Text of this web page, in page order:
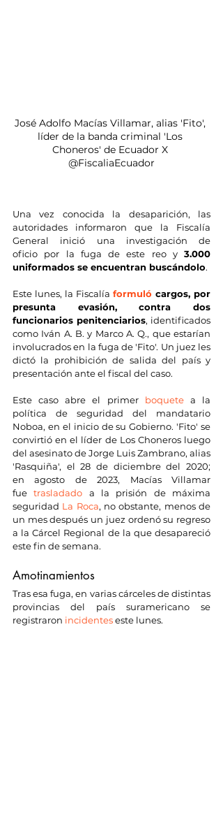
José Adolfo Macías Villamar, alias 'Fito',
líder de la banda criminal 'Los
Choneros' de Ecuador X
@FiscaliaEcuador
Una vez conocida la desaparición, las
autoridades informaron que la Fiscalía
General inició una investigación de
oficio por la fuga de este reo y 3.000
uniformados se encuentran buscándolo.
Este lunes, la Fiscalía formuló cargos, por
presunta evasión, contra dos
funcionarios penitenciarios, identificados
como Iván A. B. y Marco A. Q., que estarían
involucrados en la fuga de 'Fito'. Un juez les
dictó la prohibición de salida del país y
presentación ante el fiscal del caso.
Este caso abre el primer boquete a la
política de seguridad del mandatario
Noboa, en el inicio de su Gobierno. 'Fito' se
convirtió en el líder de Los Choneros luego
del asesinato de Jorge Luis Zambrano, alias
'Rasquiña', el 28 de diciembre del 2020;
en agosto de 2023, Macías Villamar
fue trasladado a la prisión de máxima
seguridad La Roca, no obstante, menos de
un mes después un juez ordenó su regreso
a la Cárcel Regional de la que desapareció
este fin de semana.
Amotinamientos
Tras esa fuga, en varias cárceles de distintas
provincias del país suramericano se
registraron incidentes este lunes.